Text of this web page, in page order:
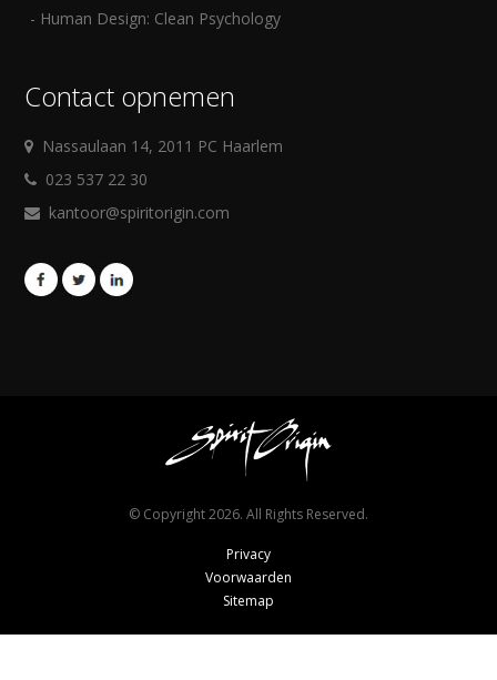
Human Design: Clean Psychology
Contact opnemen
Nassaulaan 14, 2011 PC Haarlem
023 537 22 30
kantoor@spiritorigin.com
© Copyright 2026. All Rights Reserved.
Privacy
Voorwaarden
Sitemap